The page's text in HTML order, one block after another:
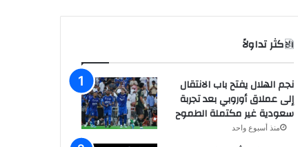
الاكثر تداولاً
نجم الهلال يفتح باب الانتقال
إلى عملاق أوروبي بعد تجربة
سعودية غير مكتملة الطموح
منذ أسبوع واحد